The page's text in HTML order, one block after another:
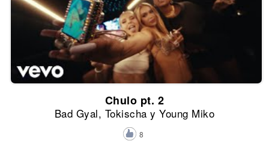
Chulo pt. 2
Bad Gyal, Tokischa y Young Miko
8